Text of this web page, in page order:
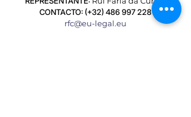
CONTACTO: (+32)486 997 228
rfc@eu-legal.eu